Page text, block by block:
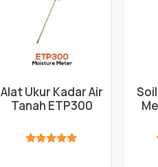
Alat Ukur Kadar Air
Tanah ETP300